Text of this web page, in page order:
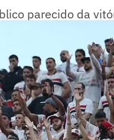
parecido da
estiveram no